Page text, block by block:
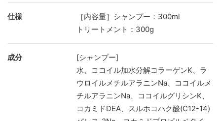
仕様
［内容量］シャンプー：300ml
トリートメント：300g
成分
[シャンプー]
水、ココイル加水分解コラーゲンK、ラ
ウロイルメチルアラニンNa、ココイルメ
チルアラニンNa、ココイルグリシンK、
コカミドDEA、スルホコハク酸(C12-14)